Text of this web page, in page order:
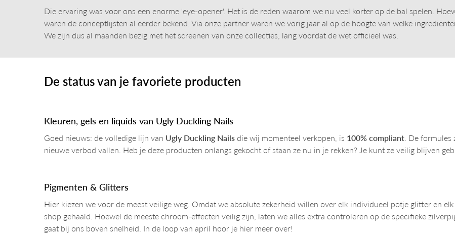
Die ervaring was voor ons een enorme 'eye-opener'. Het is de reden waarom we nu veel korter op de bal spelen.
waren de conceptlijsten al eerder bekend. Via onze partner waren we vorig jaar al op de hoogte van welke
We zijn dus al maanden bezig met het screenen van onze collecties, lang voordat de wet officieel was.
De status van je favoriete producten
Kleuren, gels en liquids van Ugly Duckling Nails
Goed nieuws: de volledige lijn van Ugly Duckling Nails die wij momenteel verkopen, is 100% compliant. De formules
nieuwe verbod vallen. Heb je deze producten onlangs gekocht of staan ze nu in je rekken? Je kunt ze veilig blijven
Pigmenten & Glitters
Hier kiezen we voor de meest veilige weg. Omdat we absolute zekerheid willen over elk individueel potje glitter en
shop gehaald. Hoewel de meeste chroom-effecten veilig zijn, laten we alles extra controleren op de specifieke
gaat bij ons boven snelheid. In de loop van april hoor je hier meer over!